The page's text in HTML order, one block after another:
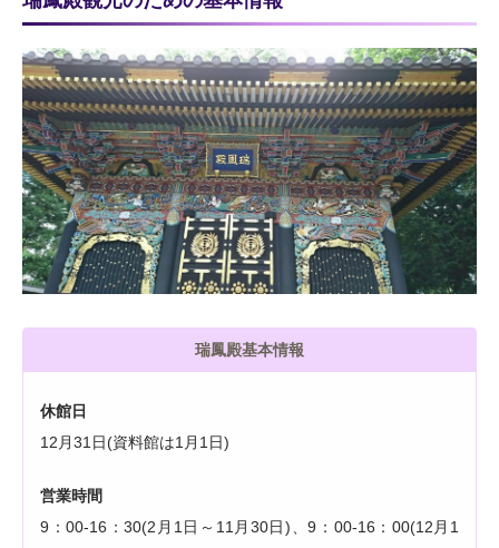
瑞鳳殿基本情報
休館日
12月31日(資料館は1月1日)
営業時間
9：00-16：30(2月1日～11月30日)、9：00-16：00(12月1